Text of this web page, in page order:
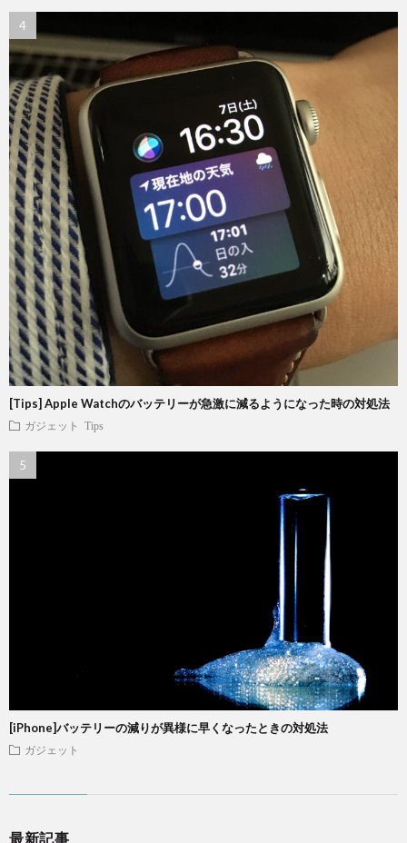
[Tips] Apple Watchのバッテリーが急激に減るようになった時の対処法
ガジェット Tips
[iPhone]バッテリーの減りが異様に早くなったときの対処法
ガジェット
最新記事